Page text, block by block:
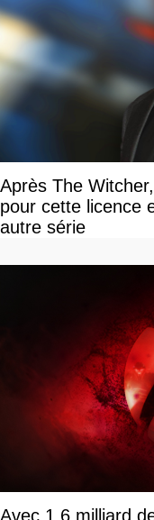
Après The
pour cette licence
autre série
Avec 1,6 milliard